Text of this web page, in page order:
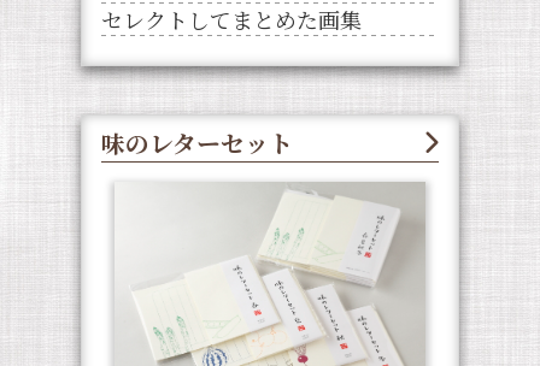
セレクトしてまとめた画集
味のレターセット